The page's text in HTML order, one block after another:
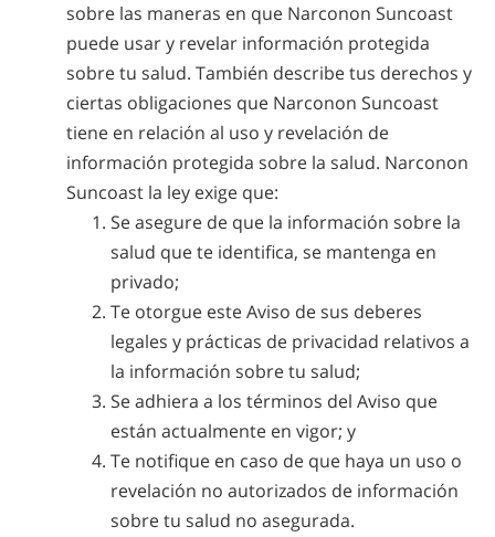
sobre las maneras en que Narconon Suncoast
puede usar y revelar información protegida
sobre tu salud. También describe tus derechos y
ciertas obligaciones que Narconon Suncoast
tiene en relación al uso y revelación de
información protegida sobre la salud. Narconon
Suncoast la ley exige que:
Se asegure de que la información sobre la
salud que te identifica, se mantenga en
privado;
Te otorgue este Aviso de sus deberes
legales y prácticas de privacidad relativos a
la información sobre tu salud;
Se adhiera a los términos del Aviso que
están actualmente en vigor; y
Te notifique en caso de que haya un uso o
revelación no autorizados de información
sobre tu salud no asegurada.